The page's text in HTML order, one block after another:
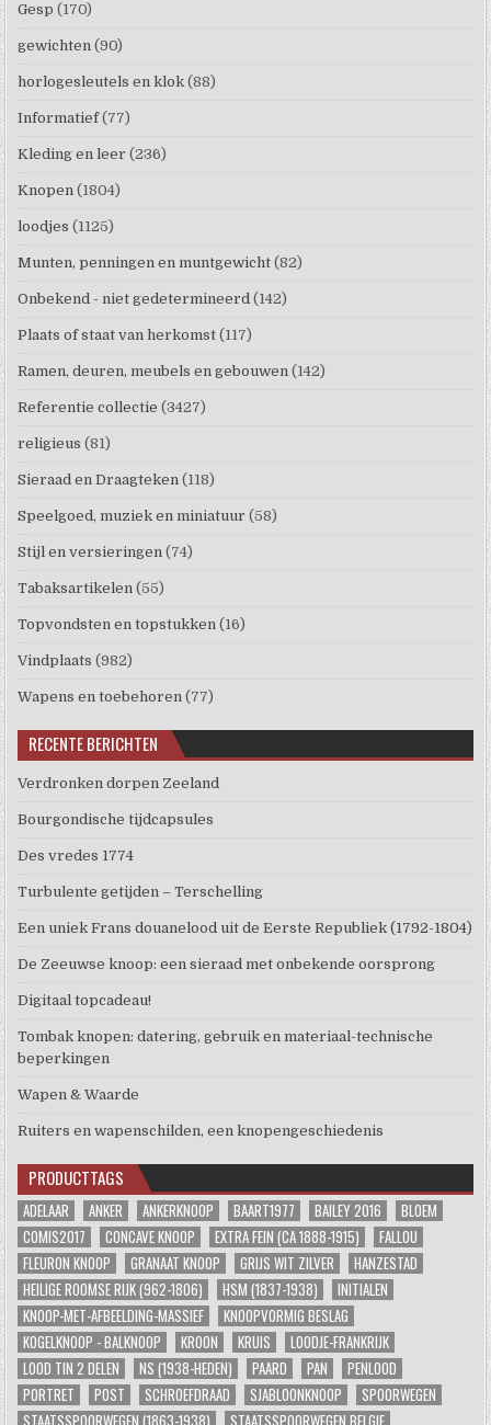
Gesp (170)
gewichten (90)
horlogesleutels en klok (88)
Informatief (77)
Kleding en leer (236)
Knopen (1804)
loodjes (1125)
Munten, penningen en muntgewicht (82)
Onbekend - niet gedetermineerd (142)
Plaats of staat van herkomst (117)
Ramen, deuren, meubels en gebouwen (142)
Referentie collectie (3427)
religieus (81)
Sieraad en Draagteken (118)
Speelgoed, muziek en miniatuur (58)
Stijl en versieringen (74)
Tabaksartikelen (55)
Topvondsten en topstukken (16)
Vindplaats (982)
Wapens en toebehoren (77)
RECENTE BERICHTEN
Verdronken dorpen Zeeland
Bourgondische tijdcapsules
Des vredes 1774
Turbulente getijden – Terschelling
Een uniek Frans douanelood uit de Eerste Republiek (1792-1804)
De Zeeuwse knoop: een sieraad met onbekende oorsprong
Digitaal topcadeau!
Tombak knopen: datering, gebruik en materiaal-technische
beperkingen
Wapen & Waarde
Ruiters en wapenschilden, een knopengeschiedenis
PRODUCTTAGS
ADELAAR ANKER ANKERKNOOP BAART1977 BAILEY 2016
BLOEM
COMIS2017
CONCAVE KNOOP EXTRA FEIN (CA 1888-1915)
FALLOU
FLEURON KNOOP
GRANAAT KNOOP GRIJS WIT ZILVER
HANZESTAD
HEILIGE ROOMSE RIJK (962-1806)
HSM (1837-1938)
INITIALEN
KNOOP-MET-AFBEELDING-MASSIEF
KNOOPVORMIG BESLAG
KOGELKNOOP - BALKNOOP
KROON KRUIS
LOODJE-FRANKRIJK
LOOD TIN 2 DELEN
NS (1938-HEDEN) PAARD PAN
PENLOOD
PORTRET
POST SCHROEFDRAAD SJABLOONKNOOP
SPOORWEGEN